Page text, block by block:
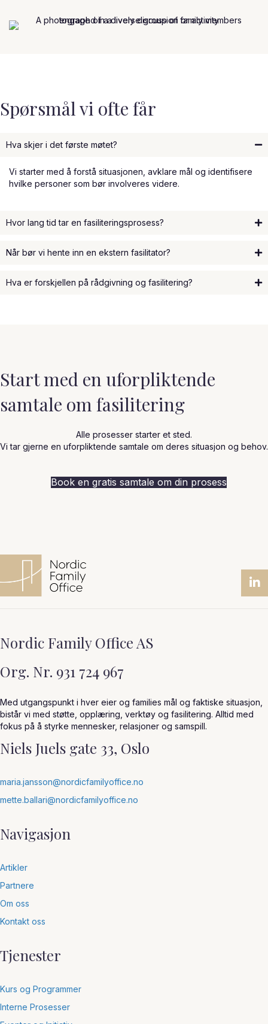
Spørsmål vi ofte får
Hva skjer i det første møtet?
Vi starter med å forstå situasjonen, avklare mål og identifisere
hvilke personer som bør involveres videre.
Hvor lang tid tar en fasiliteringsprosess?
Når bør vi hente inn en ekstern fasilitator?
Hva er forskjellen på rådgivning og fasilitering?
Start med en uforpliktende
samtale om fasilitering
Alle prosesser starter et sted.
Vi tar gjerne en uforpliktende samtale om deres situasjon og behov.
Book en gratis samtale om din prosess
Nordic Family Office AS
Org. Nr. 931 724 967
Med utgangspunkt i hver eier og families mål og faktiske situasjon,
bistår vi med støtte, opplæring, verktøy og fasilitering. Alltid med
fokus på å styrke mennesker, relasjoner og samspill.
Niels Juels gate 33, Oslo
maria.jansson@nordicfamilyoffice.no
mette.ballari@nordicfamilyoffice.no
Navigasjon
Artikler
Partnere
Om oss
Kontakt oss
Tjenester
Kurs og Programmer
Interne Prosesser